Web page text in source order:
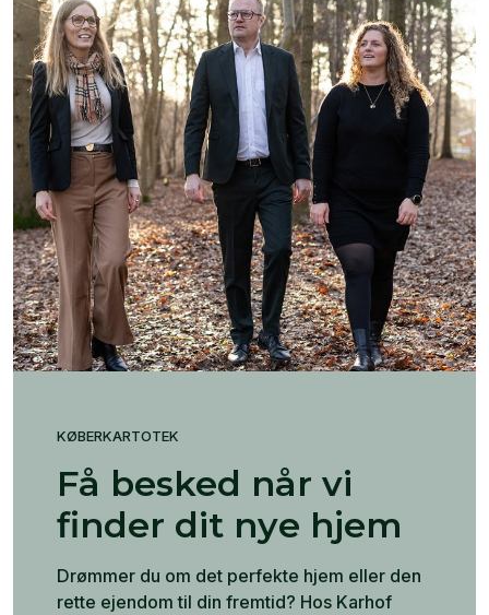
KØBERKARTOTEK
Få besked når vi
finder dit nye hjem
Drømmer du om det perfekte hjem eller den
rette ejendom til din fremtid? Hos Karhof